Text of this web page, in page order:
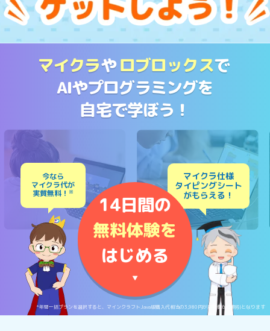
マイクラやロブロックスで
AIやプログラミングを
自宅で学ぼう！
今なら
マイクラ代が
実質無料！ ※
マイクラ仕様
タイピングシート
がもらえる！
14日間の
無料体験を
はじめる
▼
*年間一括プランを選択すると、マインクラフトJava版購入代相当の3,980円が月額費から割引となります